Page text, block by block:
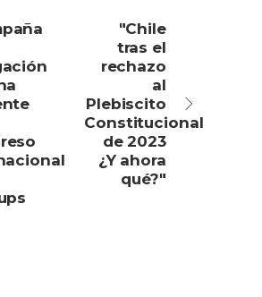
"Chile
tras el
rechazo
al
Plebiscito
Constitucional
de 2023
¿Y ahora
qué?"